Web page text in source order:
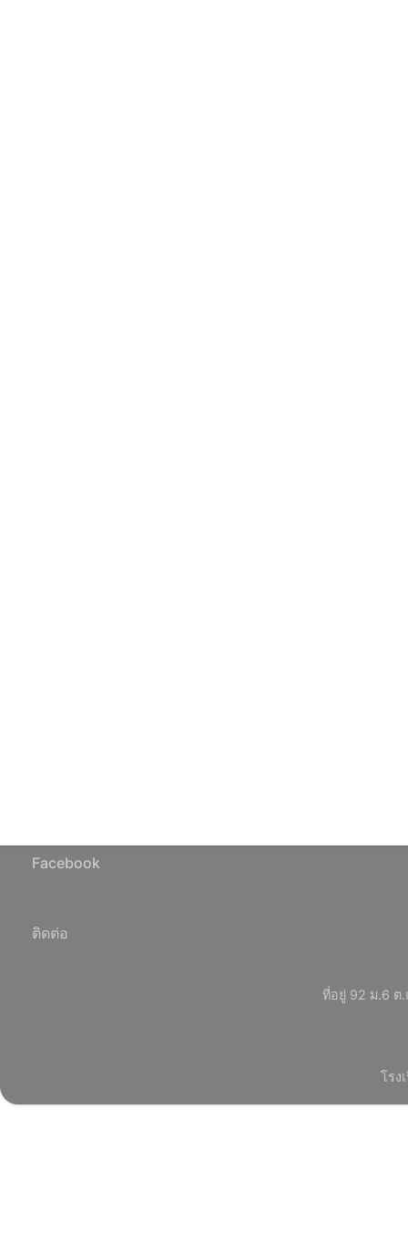
Facebook
ติดต่อ
ที่อยู่ 92 ม.6 ต.
โรง